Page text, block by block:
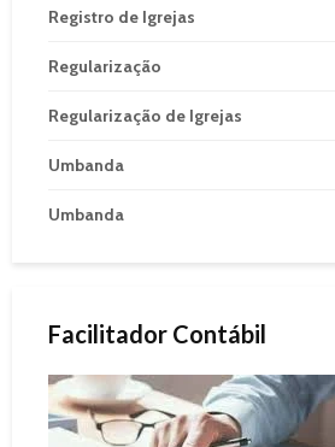
Registro de Igrejas
Regularização
Regularização de Igrejas
Umbanda
Umbanda
Facilitador Contábil